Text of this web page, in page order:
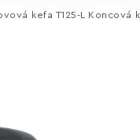
kefa T125-L